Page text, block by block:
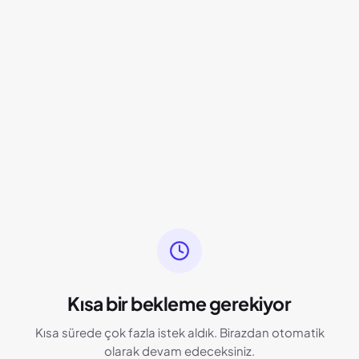
Kısa bir bekleme gerekiyor
Kısa sürede çok fazla istek aldık. Birazdan otomatik
olarak devam edeceksiniz.